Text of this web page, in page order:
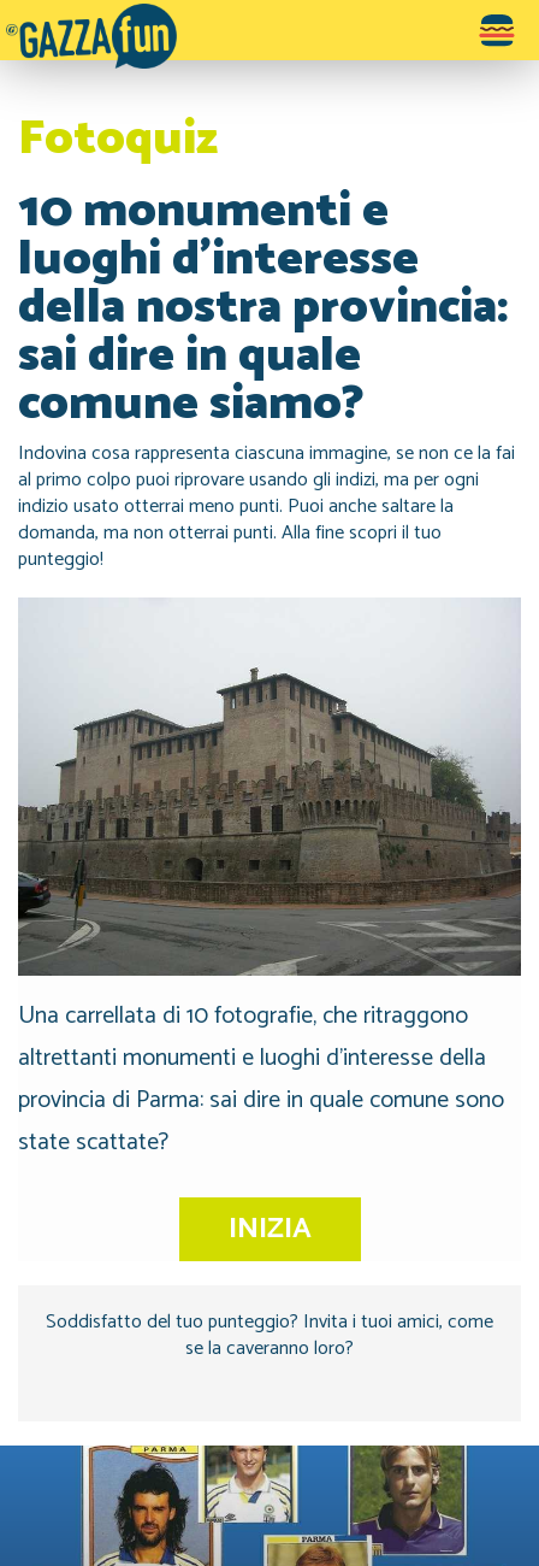
Toggle
Fotoquiz
10 monumenti e
luoghi d'interesse
della nostra provincia:
sai dire in quale
comune siamo?
Indovina cosa rappresenta ciascuna immagine, se non ce la fai
al primo colpo puoi riprovare usando gli indizi, ma per ogni
indizio usato otterrai meno punti. Puoi anche saltare la
domanda, ma non otterrai punti. Alla fine scopri il tuo
punteggio!
Una carrellata di 10 fotografie, che ritraggono
altrettanti monumenti e luoghi d'interesse della
provincia di Parma: sai dire in quale comune sono
state scattate?
INIZIA
Soddisfatto del tuo punteggio? Invita i tuoi amici, come
se la caveranno loro?